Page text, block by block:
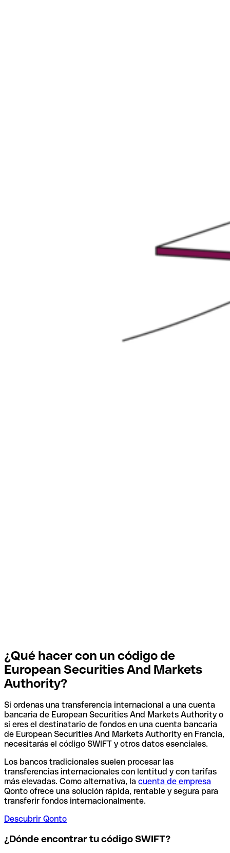
¿Qué hacer con un código de
European Securities And Markets
Authority?
Si ordenas una transferencia internacional a una cuenta
bancaria de European Securities And Markets Authority o
si eres el destinatario de fondos en una cuenta bancaria
de European Securities And Markets Authority en Francia,
necesitarás el código SWIFT y otros datos esenciales.
Los bancos tradicionales suelen procesar las
transferencias internacionales con lentitud y con tarifas
más elevadas. Como alternativa, la cuenta de empresa
Qonto ofrece una solución rápida, rentable y segura para
transferir fondos internacionalmente.
Descubrir Qonto
¿Dónde encontrar tu código SWIFT?